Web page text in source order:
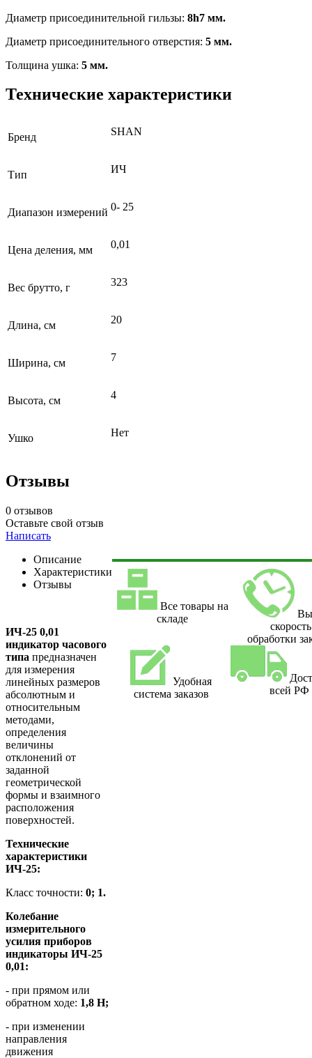
Диаметр присоединительной гильзы: 8h7 мм.
Диаметр присоединительного отверстия: 5 мм.
Толщина ушка: 5 мм.
Технические характеристики
Бренд SHAN
Тип ИЧ
Диапазон измерений 0- 25
Цена деления, мм 0,01
Вес брутто, г 323
Длина, см 20
Ширина, см 7
Высота, см 4
Ушко Нет
Отзывы
0 отзывов
Оставьте свой отзыв
Написать
Описание
Характеристики
Отзывы
ИЧ-25 0,01
индикатор часового
типа предназначен
для измерения
линейных размеров
абсолютным и
относительным
методами,
определения
величины
отклонений от
заданной
геометрической
формы и взаимного
расположения
поверхностей.
Технические
характеристики
ИЧ-25:
Класс точности: 0; 1.
Колебание
измерительного
усилия приборов
индикаторы ИЧ-25
0,01:
- при прямом или
обратном ходе: 1,8 Н;
- при изменении
направления
движения
Все товары на
складе
скорость
обработки
Удобная
система заказов
всей РФ